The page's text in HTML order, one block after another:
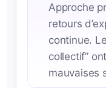
Approche
retours
continue.
collectif”
mauvaises